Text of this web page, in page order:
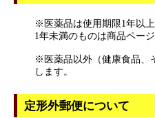
※医薬品は使用期限1年以
1年未満のものは商品ペー
※医薬品以外（健康食品、
します。
定形外郵便について